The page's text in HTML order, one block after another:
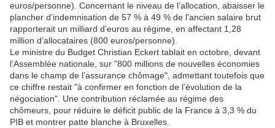
euros/personne). Concernant le niveau de l’allocation, abaisser le
plancher d’indemnisation de 57 % à 49 % de l’ancien salaire brut
rapporterait un milliard d’euros au régime, en affectant 1,28
million d’allocataires (800 euros/personne).
Le ministre du Budget Christian Eckert tablait en octobre, devant
l’Assemblée nationale, sur "800 millions de nouvelles économies
dans le champ de l’assurance chômage", admettant toutefois que
ce chiffre restait "à confirmer en fonction de l’évolution de la
négociation". Une contribution réclamée au régime des
chômeurs, pour réduire le déficit public de la France à 3,3 % du
PIB et montrer patte blanche à Bruxelles.